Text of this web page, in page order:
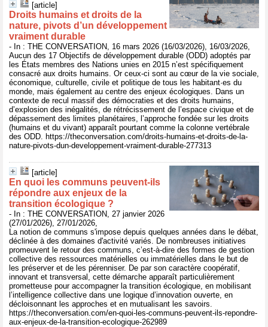
[article]
Droits humains et droits de la
nature, pivots d’un développement
vraiment durable
- In : THE CONVERSATION, 16 mars 2026 (16/03/2026), 16/03/2026,
Aucun des 17 Objectifs de développement durable (ODD) adoptés par
les États membres des Nations unies en 2015 n’est spécifiquement
consacré aux droits humains. Or ceux-ci sont au cœur de la vie sociale,
économique, culturelle, civile et politique de tous les habitant·es du
monde, mais également au centre des enjeux écologiques. Dans un
contexte de recul massif des démocraties et des droits humains,
d’explosion des inégalités, de rétrécissement de l’espace civique et de
dépassement des limites planétaires, l’approche fondée sur les droits
(humains et du vivant) apparaît pourtant comme la colonne vertébrale
des ODD. https://theconversation.com/droits-humains-et-droits-de-la-
nature-pivots-dun-developpement-vraiment-durable-277313
[article]
En quoi les communs peuvent-ils
répondre aux enjeux de la
transition écologique ?
- In : THE CONVERSATION, 27 janvier 2026
(27/01/2026), 27/01/2026,
La notion de communs s'impose depuis quelques années dans le débat,
déclinée à des domaines d'activité variés. De nombreuses initiatives
promeuvent le retour des communs, c’est-à-dire des formes de gestion
collective des ressources matérielles ou immatérielles dans le but de
les préserver et de les pérenniser. De par son caractère coopératif,
innovant et transversal, cette démarche apparaît particulièrement
prometteuse pour accompagner la transition écologique, en mobilisant
l’intelligence collective dans une logique d’innovation ouverte, en
décloisonnant les approches et en mutualisant les savoirs.
https://theconversation.com/en-quoi-les-communs-peuvent-ils-repondre-
aux-enjeux-de-la-transition-ecologique-262989